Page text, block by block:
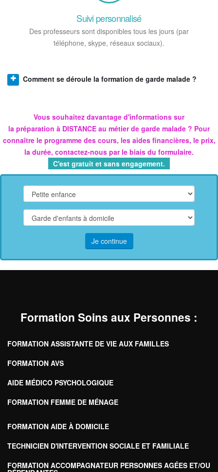
Suivi personnalisé
Des professeurs sont disponibles tous les jours (par
téléphone, skype, réseaux sociaux).
Comment se déroule la formation de garde malade ?
Vous souhaitez davantage d'informations sur
la préparation à DISTANCE au métier de garde malade ? Pour
connaître le programme des cours, les aides financières, le prix,
la durée, contactez-nous par le biais du formulaire.
C'est gratuit et sans engagement.
Je continue
Formation Soins aux Personnes :
FORMATION ASSISTANTE DE VIE AUX FAMILLES
FORMATION AVS
AIDE MÉDICO PSYCHOLOGIQUE
FORMATION FEMME DE MÉNAGE
FORMATION AIDE À DOMICILE
TECHNICIEN D'INTERVENTION SOCIALE ET FAMILIALE
FORMATION ACCOMPAGNATEUR PERSONNES AGÉES ET/OU